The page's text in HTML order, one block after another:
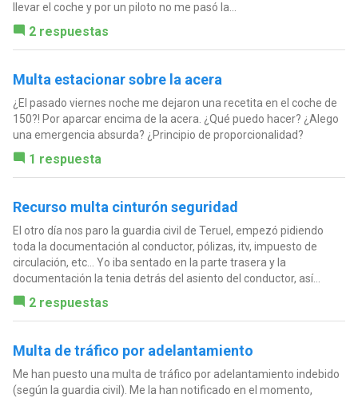
llevar el coche y por un piloto no me pasó la...
2 respuestas
Multa estacionar sobre la acera
¿El pasado viernes noche me dejaron una recetita en el coche de
150?! Por aparcar encima de la acera. ¿Qué puedo hacer? ¿Alego
una emergencia absurda? ¿Principio de proporcionalidad?
1 respuesta
Recurso multa cinturón seguridad
El otro día nos paro la guardia civil de Teruel, empezó pidiendo
toda la documentación al conductor, pólizas, itv, impuesto de
circulación, etc... Yo iba sentado en la parte trasera y la
documentación la tenia detrás del asiento del conductor, así...
2 respuestas
Multa de tráfico por adelantamiento
Me han puesto una multa de tráfico por adelantamiento indebido
(según la guardia civil). Me la han notificado en el momento,